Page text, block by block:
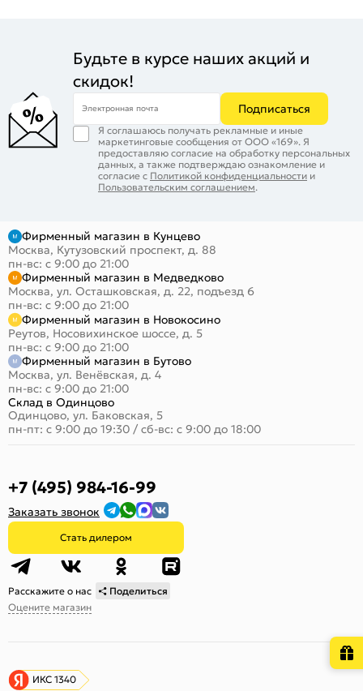
Будьте в курсе наших акций и
скидок!
Электронная почта Подписаться
Я соглашаюсь получать рекламные и иные
маркетинговые сообщения от ООО «169». Я
предоставляю согласие на обработку персональных
данных, а также подтверждаю ознакомление и
согласие с Политикой конфиденциальности и
Пользовательским соглашением.
Фирменный магазин в Кунцево
Москва, Кутузовский проспект, д. 88
пн-вс: с 9:00 до 21:00
Фирменный магазин в Медведково
Москва, ул. Осташковская, д. 22, подъезд 6
пн-вс: с 9:00 до 21:00
Фирменный магазин в Новокосино
Реутов, Носовихинское шоссе, д. 5
пн-вс: с 9:00 до 21:00
Фирменный магазин в Бутово
Москва, ул. Венёвская, д. 4
пн-вс: с 9:00 до 21:00
Склад в Одинцово
Одинцово, ул. Баковская, 5
пн-пт: с 9:00 до 19:30 / сб-вс: с 9:00 до 18:00
+7 (495) 984-16-99
Заказать звонок
Стать дилером
Расскажите о нас
Поделиться
Оцените магазин
ИКС 1340